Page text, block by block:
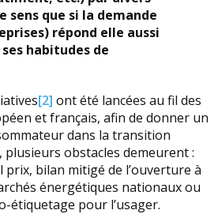
sens que si la demande
répond elle aussi
habitudes de
[2] ont été lancées au fil des
et français, afin de donner un
dans la transition
obstacles demeurent :
prix, bilan mitigé de l’ouverture à
énergétiques nationaux ou
étiquetage pour l’usager.